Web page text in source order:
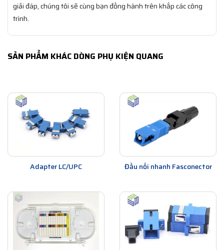
giải đáp, chúng tôi sẽ cùng bạn đồng hành trên khắp các công
trình.
SẢN PHẨM KHÁC DÒNG PHỤ KIỆN QUANG
Adapter LC/UPC Đầu nối nhanh Fasconector